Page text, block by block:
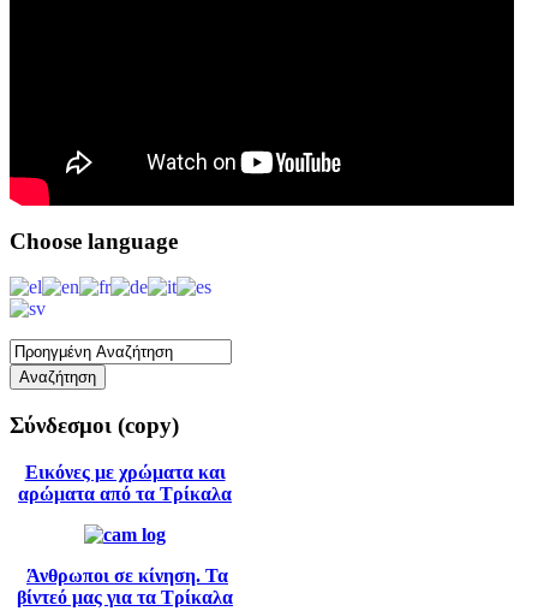
Choose language
Σύνδεσμοι (copy)
Εικόνες με χρώματα και
αρώματα από τα Τρίκαλα
Άνθρωποι σε κίνηση. Τα
βίντεό μας για τα Τρίκαλα